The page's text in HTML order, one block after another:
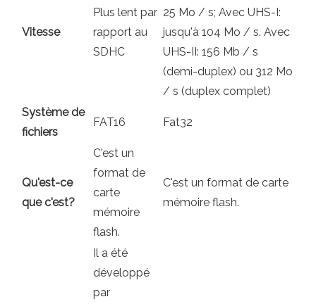
Vitesse
Plus lent par
rapport au
SDHC
25 Mo / s; Avec UHS-I:
jusqu'à 104 Mo / s. Avec
UHS-II: 156 Mb / s
(demi-duplex) ou 312 Mo
/ s (duplex complet)
Système de
fichiers
FAT16 Fat32
Qu'est-ce
que c'est?
C'est un
format de
carte
mémoire
flash.
C'est un format de carte
mémoire flash.
Il a été
développé
par